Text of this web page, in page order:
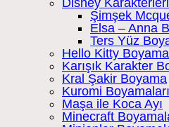
Disney
Şimşek
Elsa – Anna
Ters Yüz
Hello Kitty
Karışık Karakter
Kral Şakir Boyama
Kuromi Boyamaları
Maşa ile Koca Ayı
Minecraft